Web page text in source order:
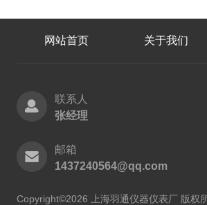
网站首页 关于我们
联系人
张经理
邮箱
1437240564@qq.com
Copyright©2026 上海羽通仪器仪表厂 版权